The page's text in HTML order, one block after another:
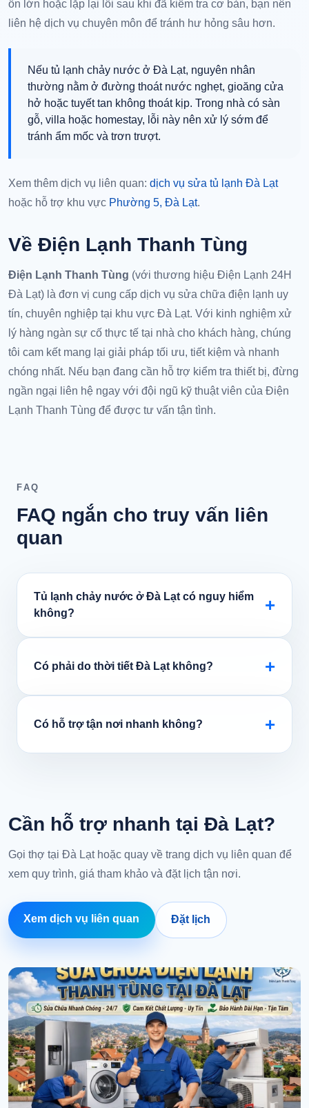
ồn lớn hoặc lặp lại lỗi sau khi đã kiểm tra cơ bản, bạn nên
liên hệ dịch vụ chuyên môn để tránh hư hỏng sâu hơn.
Nếu tủ lạnh chảy nước ở Đà Lạt, nguyên nhân
thường nằm ở đường thoát nước nghẹt, gioăng cửa
hở hoặc tuyết tan không thoát kịp. Trong nhà có sàn
gỗ, villa hoặc homestay, lỗi này nên xử lý sớm để
tránh ẩm mốc và trơn trượt.
Xem thêm dịch vụ liên quan: dịch vụ sửa tủ lạnh Đà Lạt
hoặc hỗ trợ khu vực Phường 5, Đà Lạt.
Về Điện Lạnh Thanh Tùng
Điện Lạnh Thanh Tùng (với thương hiệu Điện Lạnh 24H
Đà Lạt) là đơn vị cung cấp dịch vụ sửa chữa điện lạnh uy
tín, chuyên nghiệp tại khu vực Đà Lạt. Với kinh nghiệm xử
lý hàng ngàn sự cố thực tế tại nhà cho khách hàng, chúng
tôi cam kết mang lại giải pháp tối ưu, tiết kiệm và nhanh
chóng nhất. Nếu bạn đang cần hỗ trợ kiểm tra thiết bị, đừng
ngần ngại liên hệ ngay với đội ngũ kỹ thuật viên của Điện
Lạnh Thanh Tùng để được tư vấn tận tình.
FAQ
FAQ ngắn cho truy vấn liên
quan
Tủ lạnh chảy nước ở Đà Lạt có nguy hiểm
không?
+
Có phải do thời tiết Đà Lạt không? +
Có hỗ trợ tận nơi nhanh không? +
Cần hỗ trợ nhanh tại Đà Lạt?
Gọi thợ tại Đà Lạt hoặc quay về trang dịch vụ liên quan để
xem quy trình, giá tham khảo và đặt lịch tận nơi.
Xem dịch vụ liên quan Đặt lịch